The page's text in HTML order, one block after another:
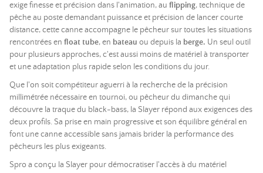
exige finesse et précision dans l'animation, au flipping, technique de
pêche au poste demandant puissance et précision de lancer courte
distance, cette canne accompagne le pêcheur sur toutes les situations
rencontrées en float tube, en bateau ou depuis la berge. Un seul outil
pour plusieurs approches, c'est aussi moins de matériel à transporter
et une adaptation plus rapide selon les conditions du jour.
Que l'on soit compétiteur aguerri à la recherche de la précision
millimétrée nécessaire en tournoi, ou pêcheur du dimanche qui
découvre la traque du black-bass, la Slayer répond aux exigences des
deux profils. Sa prise en main progressive et son équilibre général en
font une canne accessible sans jamais brider la performance des
pêcheurs les plus exigeants.
Spro a conçu la Slayer pour démocratiser l'accès à du matériel